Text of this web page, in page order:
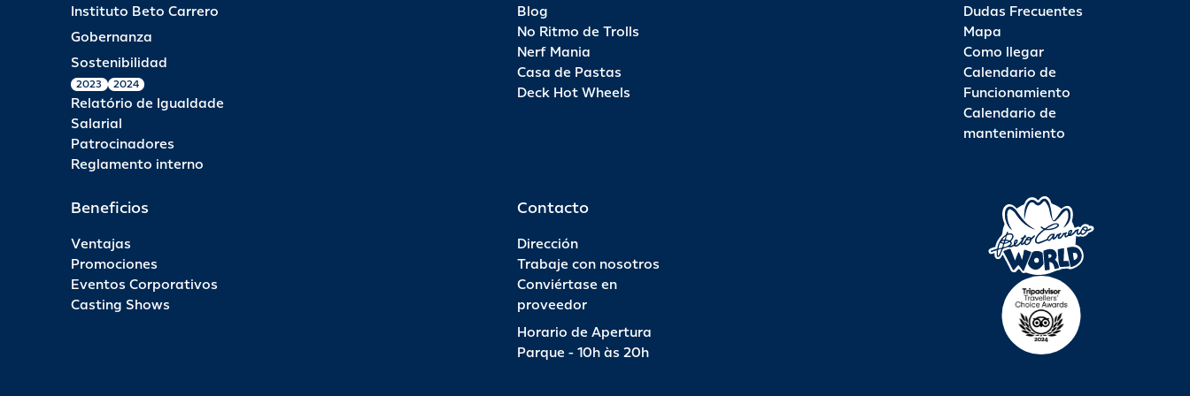
Instituto Beto Carrero
Gobernanza
Sostenibilidad
2023 2024
Relatório de Igualdade
Salarial
Patrocinadores
Reglamento interno
Blog
No Ritmo de Trolls
Nerf Mania
Casa de Pastas
Deck Hot Wheels
Dudas Frecuentes
Mapa
Como llegar
Calendario de
Funcionamiento
Calendario de
mantenimiento
Beneficios
Ventajas
Promociones
Eventos Corporativos
Casting Shows
Contacto
Dirección
Trabaje con nosotros
Conviértase en
proveedor
Horario de Apertura
Parque - 10h às 20h